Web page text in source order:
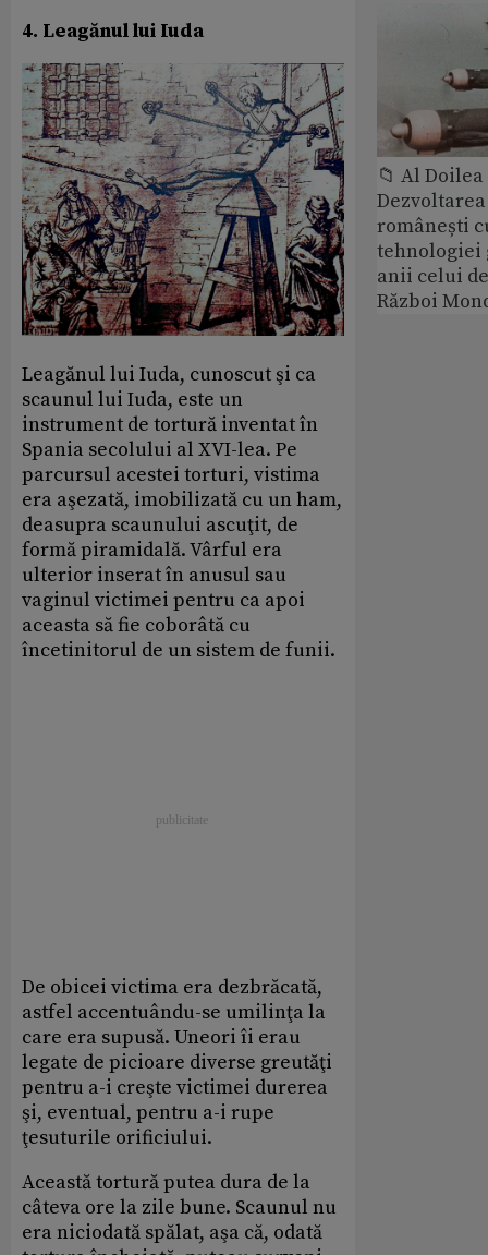
4. Leagănul lui Iuda
Leagănul lui Iuda, cunoscut şi ca
scaunul lui Iuda, este un
instrument de tortură inventat în
Spania secolului al XVI-lea. Pe
parcursul acestei torturi, vistima
era aşezată, imobilizată cu un ham,
deasupra scaunului ascuţit, de
formă piramidală. Vârful era
ulterior inserat în anusul sau
vaginul victimei pentru ca apoi
aceasta să fie coborâtă cu
încetinitorul de un sistem de funii.
De obicei victima era dezbrăcată,
astfel accentuându-se umilinţa la
care era supusă. Uneori îi erau
legate de picioare diverse greutăţi
pentru a-i creşte victimei durerea
şi, eventual, pentru a-i rupe
ţesuturile orificiului.
Această tortură putea dura de la
câteva ore la zile bune. Scaunul nu
era niciodată spălat, aşa că, odată
📁 Al
românești
tehnologiei
anii celui
Război